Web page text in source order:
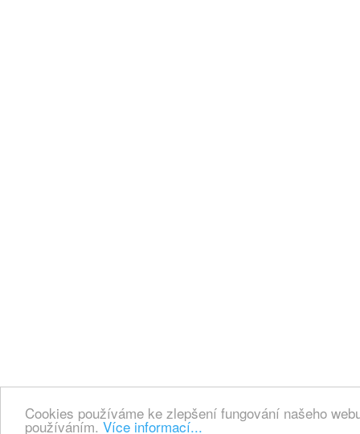
Cookies používáme ke zlepšení fungování našeho
používáním. Více informací...